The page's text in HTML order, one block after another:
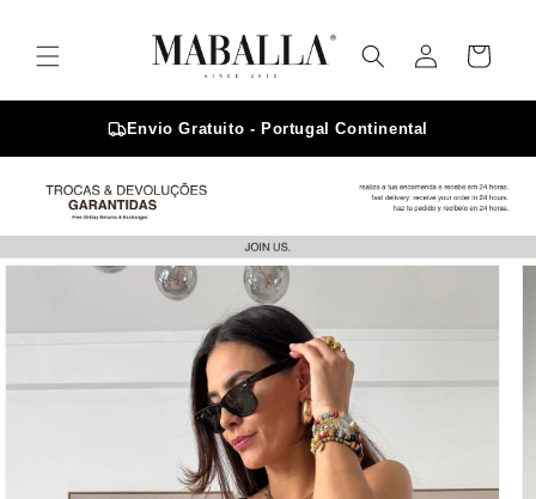
conteúdo
Iniciar
sessão
Carrinho
Envio Gratuito - Portugal Continental